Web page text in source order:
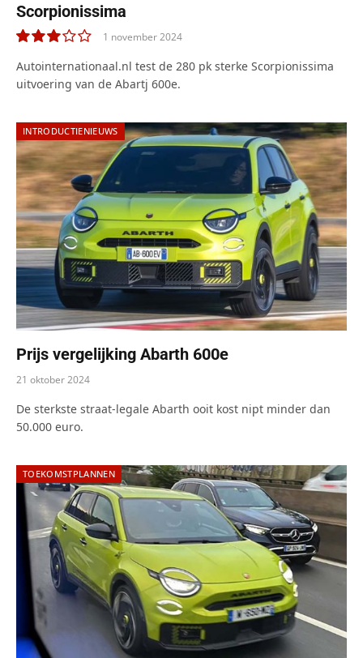
Scorpionissima
6.0
1 november 2024
Autointernationaal.nl test de 280 pk sterke Scorpionissima
uitvoering van de Abartj 600e.
INTRODUCTIENIEUWS
Prijs vergelijking Abarth 600e
21 oktober 2024
De sterkste straat-legale Abarth ooit kost nipt minder dan
50.000 euro.
TOEKOMSTPLANNEN